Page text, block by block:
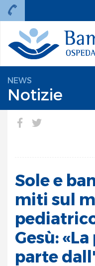
NEWS
Notizie
Sole e
miti sul
Gesù:
parte